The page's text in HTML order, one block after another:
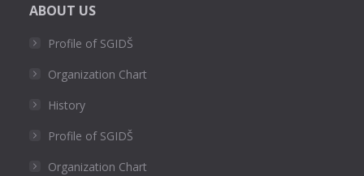
ABOUT US
Profile of SGIDŠ
Organization Chart
History
Profile of SGIDŠ
Organization Chart